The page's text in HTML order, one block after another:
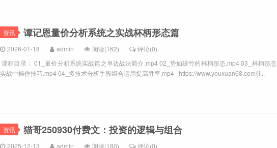
资讯 谭记恩量价分析系统之实战杯柄形态篇
2026-01-18 admin 阅读(162)
评论(0)
课程目录： 01_量价分析系统实战篇之单边战法简介.mp4 02_势如破竹的杯柄形态.mp4 03_杯柄形态
实战中操作技巧.mp4 04_多技术分析手段组合运用提高胜率.mp4 https://www.youxuan68.com/ji...
资讯 猫哥250930付费文：投资的逻辑与组合
2025-12-13 admin 阅读(180)
评论(0)